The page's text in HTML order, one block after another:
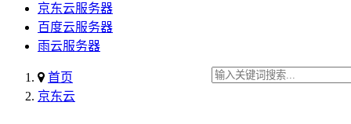
京东云服务器
百度云服务器
雨云服务器
首页
京东云